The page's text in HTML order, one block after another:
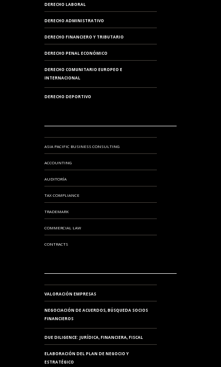
DERECHO LABORAL
DERECHO ADMINISTRATIVO
DERECHO FINANCIERO Y TRIBUTARIO
DERECHO PENAL ECONÓMICO
DERECHO COMUNITARIO EUROPEO E
INTERNACIONAL
DERECHO DEPORTIVO
ASIA PACIFIC BUSINESS CONSULTING
ACCOUNTING
AUDITORÍA
TAX COMPLIANCE
TRADEMARK
COMMERCIAL LAW
CONTRACTS
VALORACIÓN EMPRESAS
NEGOCIACIÓN DE ACUERDOS, BÚSQUEDA SOCIOS
FINANCIEROS
DUE DILIGENCE: JURÍDICA, FINANCIERA, FISCAL
ELABORACIÓN DEL PLAN DE NEGOCIO Y
ESTRATÉGICO